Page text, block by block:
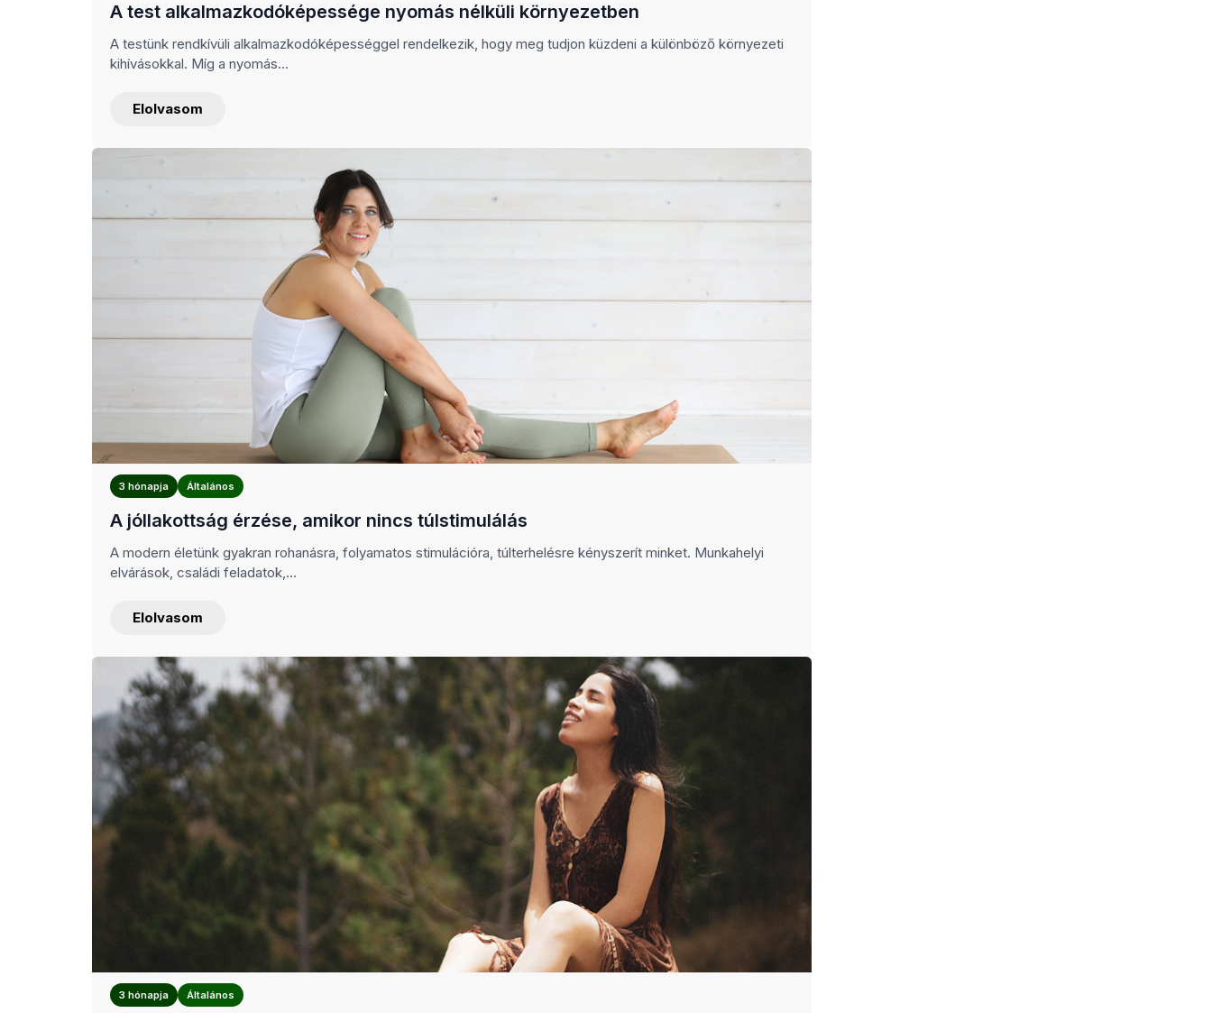
A test alkalmazkodóképessége nyomás nélküli környezetben
A testünk rendkívüli alkalmazkodóképességgel rendelkezik, hogy meg tudjon küzdeni a különböző környezeti
kihívásokkal. Míg a nyomás...
Elolvasom
3 hónapja Általános
A jóllakottság érzése, amikor nincs túlstimulálás
A modern életünk gyakran rohanásra, folyamatos stimulációra, túlterhelésre kényszerít minket. Munkahelyi
elvárások, családi feladatok,...
Elolvasom
3 hónapja Általános